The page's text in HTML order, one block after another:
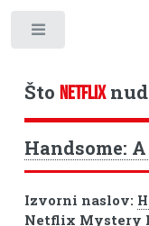
Što NETFLIX
Handsome:
Izvorni naslov:
Netflix Mystery